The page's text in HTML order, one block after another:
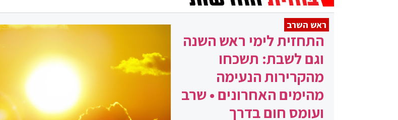
ראש השרב
התחזית לימי ראש השנה
וגם לשבת: תשכחו
מהקרירות הנעימה
מהימים האחרונים • שרב
ועומס חום בדרך